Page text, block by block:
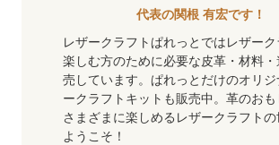
代表の関根 有宏です！
レザークラフトぱれっとではレザー
楽しむ方のために必要な皮革・材料・
売しています。ぱれっとだけのオリ
ークラフトキットも販売中。革のお
さまざまに楽しめるレザークラフトの
ようこそ！